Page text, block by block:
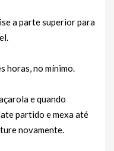
a parte superior para
horas, no mínimo.
e quando
partido e mexa até
novamente.